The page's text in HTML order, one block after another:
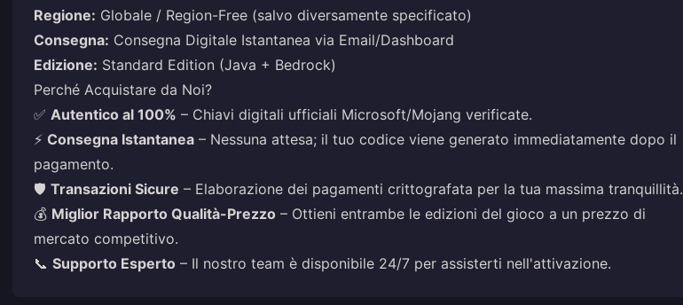
Regione: Globale / Region-Free (salvo diversamente specificato)
Consegna: Consegna Digitale Istantanea via Email/Dashboard
Edizione: Standard Edition (Java + Bedrock)
Perché Acquistare da Noi?
✅ Autentico al 100% – Chiavi digitali ufficiali Microsoft/Mojang verificate.
⚡ Consegna Istantanea – Nessuna attesa; il tuo codice viene generato immediatamente dopo il
pagamento.
🛡️ Transazioni Sicure – Elaborazione dei pagamenti crittografata per la tua massima tranquillità.
💰 Miglior Rapporto Qualità-Prezzo – Ottieni entrambe le edizioni del gioco a un prezzo di
mercato competitivo.
📞 Supporto Esperto – Il nostro team è disponibile 24/7 per assisterti nell'attivazione.